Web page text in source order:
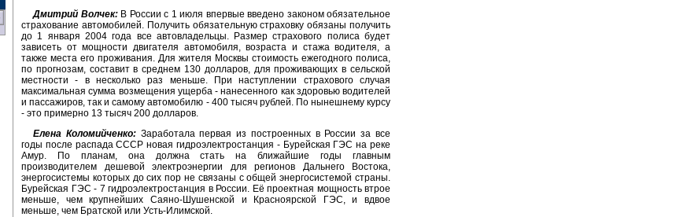
Дмитрий Волчек:В России с 1 июля впервые введено законом обязательное
страхование автомобилей. Получить обязательную страховку обязаны получить
до 1 января 2004 года все автовладельцы. Размер страхового полиса будет
зависеть от мощности двигателя автомобиля, возраста и стажа водителя, а
также места его проживания. Для жителя Москвы стоимость ежегодного полиса,
по прогнозам, составит в среднем 130 долларов, для проживающих в сельской
местности - в несколько раз меньше. При наступлении страхового случая
максимальная сумма возмещения ущерба - нанесенного как здоровью водителей
и пассажиров, так и самому автомобилю - 400 тысяч рублей. По нынешнему курсу
- это примерно 13 тысяч 200 долларов.
Елена Коломийченко:Заработала первая из построенных в России за все
годы после распада СССР новая гидроэлектростанция - Бурейская ГЭС на реке
Амур. По планам, она должна стать на ближайшие годы главным
производителем дешевой электроэнергии для регионов Дальнего Востока,
энергосистемы которых до сих пор не связаны с общей энергосистемой страны.
Бурейская ГЭС - 7 гидроэлектростанция в России. Её проектная мощность втрое
меньше, чем крупнейших Саяно-Шушенской и Красноярской ГЭС, и вдвое
меньше, чем Братской или Усть-Илимской.